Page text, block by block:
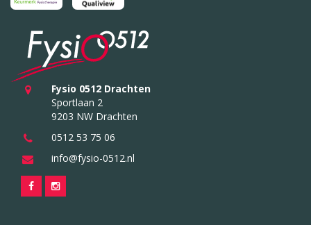
Fysio 0512 Drachten
Sportlaan 2
9203 NW Drachten
0512 53 75 06
info@fysio-0512.nl